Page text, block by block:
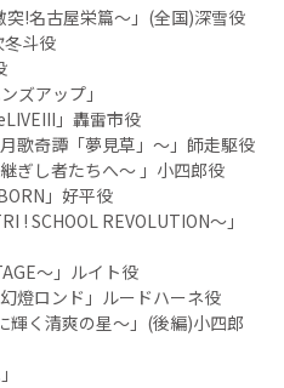
!名古屋栄篇〜」(全国)深雪役
冬斗役
ズアップ」
」轟雷市役
歌奇譚「夢見草」〜」師走駆役
ぎし者たちへ〜 」小四郎役
」好平役
! SCHOOL REVOLUTION〜」
〜」ルイト役
燈ロンド」ルードハーネ役
輝く清爽の星〜」(後編)小四郎